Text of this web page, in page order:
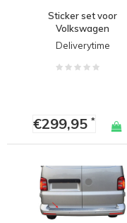
Sticker set voor
Volkswagen
Transporter T4 T5 T6
Deliverytime
€299,95*